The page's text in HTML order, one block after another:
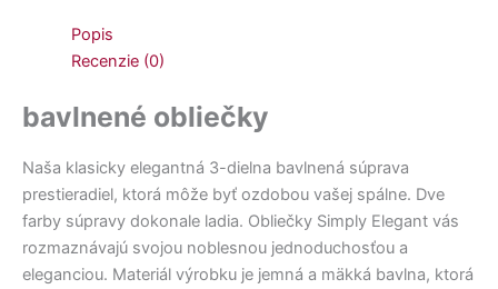
Popis
Recenzie (0)
bavlnené obliečky
Naša klasicky elegantná 3-dielna bavlnená súprava
prestieradiel, ktorá môže byť ozdobou vašej spálne. Dve
farby súpravy dokonale ladia. Obliečky Simply Elegant vás
rozmaznávajú svojou noblesnou jednoduchosťou a
eleganciou. Materiál výrobku je jemná a mäkká bavlna, ktorá